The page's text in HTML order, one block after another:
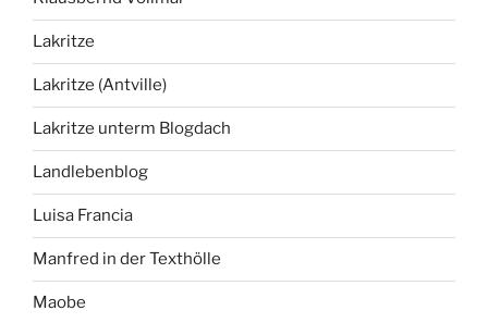
Lakritze
Lakritze (Antville)
Lakritze unterm Blogdach
Landlebenblog
Luisa Francia
Manfred in der Texthölle
Maobe